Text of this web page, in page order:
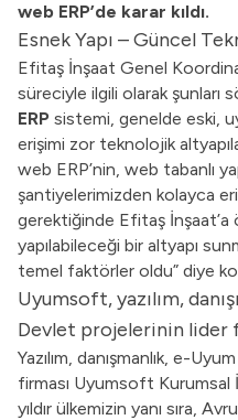
web ERP’de karar kıldı.
Esnek Yapı – Güncel
Efitaş İnşaat Genel
süreciyle ilgili olarak şunları
ERP sistemi, genelde eski,
erişimi zor teknolojik
web ERP’nin, web tabanlı
şantiyelerimizden kolayca
gerektiğinde Efitaş İnşaat’a
yapılabileceği bir altyapı
temel faktörler oldu” diye
Uyumsoft, yazılım,
Devlet projelerinin lider
Yazılım, danışmanlık, e-
firması Uyumsoft
yıldır ülkemizin yanı sıra,